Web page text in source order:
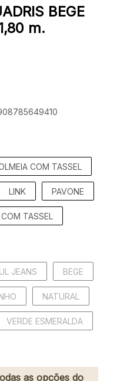
BEGE
m.
COM TASSEL
LINK PAVONE
TASSEL
JEANS BEGE
NATURAL
VERDE ESMERALDA
as opções do